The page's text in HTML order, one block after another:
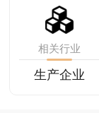
相关行业
生产企业